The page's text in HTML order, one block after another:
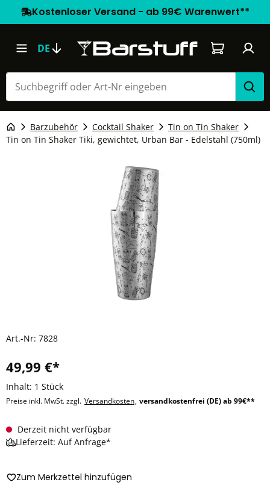
Kostenloser Versand - ab 99€ Warenwert**
DE Warenkorb
Barzubehör Cocktail Shaker
Tin on Tin Shaker
Tin on Tin Shaker Tiki, gewichtet, Urban Bar - Edelstahl (750ml)
Art.-Nr: 7828
49,99 €*
Inhalt: 1 Stück
Preise inkl. MwSt. zzgl. Versandkosten, versandkostenfrei (DE) ab 99€**
Derzeit nicht verfügbar
Lieferzeit: Auf Anfrage*
Zum Merkzettel hinzufügen